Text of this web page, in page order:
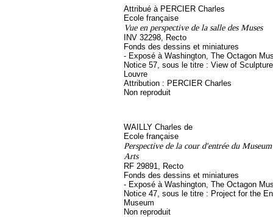
Attribué à PERCIER Charles
Ecole française
Vue en perspective de la salle des Muses
INV 32298, Recto
Fonds des dessins et miniatures
- Exposé à Washington, The Octagon
Notice 57, sous le titre : View of
Louvre
Attribution : PERCIER Charles
Non reproduit
WAILLY Charles de
Ecole française
Perspective de la cour d'entrée du
Arts
RF 29891, Recto
Fonds des dessins et miniatures
- Exposé à Washington, The Octagon
Notice 47, sous le titre : Project for the
Museum
Non reproduit